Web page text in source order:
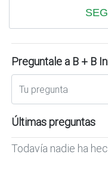
Preguntale a B + B
Últimas preguntas
Todavía nadie ha